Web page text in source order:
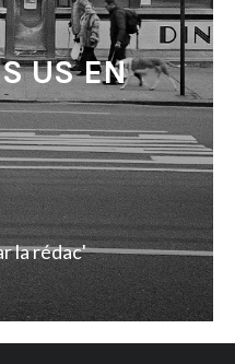
US EN
la rédac'